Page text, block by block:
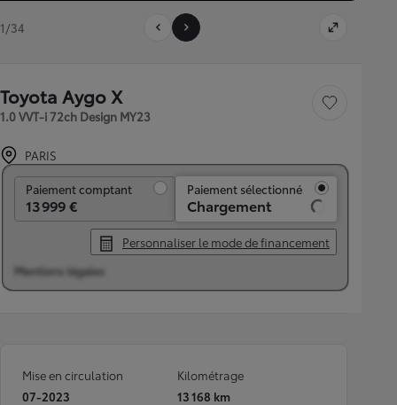
1/34
Toyota Aygo X
1.0 VVT-i 72ch Design MY23
Sauvegarder le
PARIS
Paiement comptant
13 999 €
Paiement sélectionné
Chargement
Personnaliser le mode de financement
Mentions légales
Mise en circulation
07-2023
Kilométrage
13 168 km